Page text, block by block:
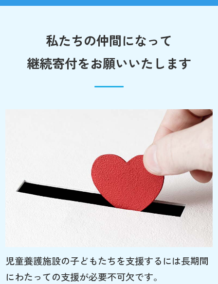
私たちの仲間になって
継続寄付をお願いいたします
児童養護施設の子どもたちを支援するには長期間
にわたっての支援が必要不可欠です。